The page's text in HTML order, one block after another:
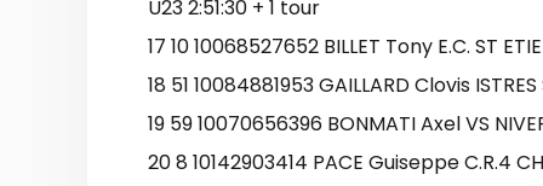
U23 2:51:30 + 1 tour
17 10 10068527652 BILLET Tony E.C. ST
18 51 10084881953 GAILLARD Clovis
19 59 10070656396 BONMATI Axel VS
20 8 10142903414 PACE Guiseppe C.R.4